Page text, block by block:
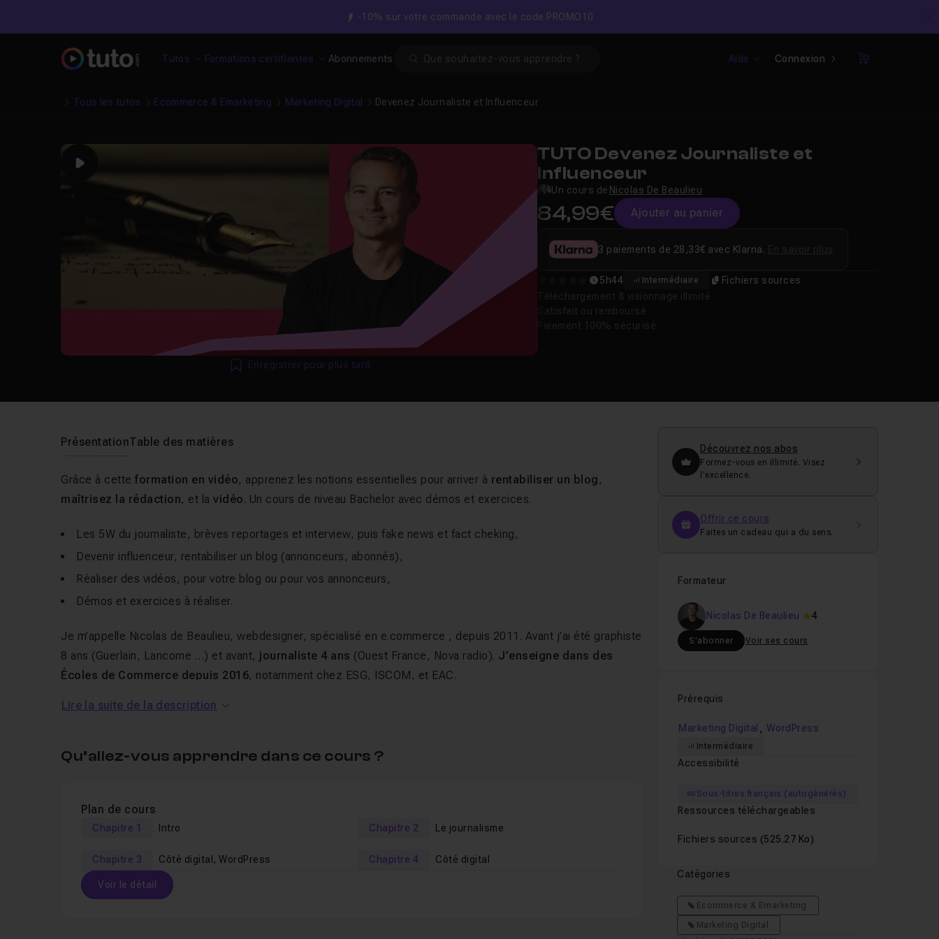
-10% sur votre commande avec le code PROMO10
Tutos Formations certifiantes Abonnements Aide Connexion
Panier
Tous les tutos Ecommerce & Emarketing Marketing Digital Devenez Journaliste et Influenceur
Play
Enregistrer pour plus tard
TUTO Devenez Journaliste et
Influenceur
Un cours de Nicolas De Beaulieu
84,99€ Ajouter au panier
5h44 Intermédiaire Fichiers sources
3 paiements de 28,33€ avec Klarna.
PrésentationTable des matières
Grâce à cetteformation en vidéo, apprenez les notions essentielles pour arriver à rentabiliser un blog ,
maîtrisez la rédaction, et lavidéo. Un cours de niveau Bachelor avec démos et exercices.
Les 5W du journaliste, brèves reportages et interview, puis fake news et fact cheking,
Devenir influenceur, rentabiliser un blog (annonceurs, abonnés),
Réaliser des vidéos, pour votre blog ou pour vos annonceurs,
Démos et exercices à réaliser.
Je m’appelle Nicolas de Beaulieu, webdesigner, spécialisé en e.commerce , depuis 2011. Avant j’ai été graphiste
8 ans (Guerlain, Lancome …) et avant, journaliste 4 ans (Ouest France, Nova radio). J’enseigne dans des
Écoles de Commerce depuis 2016, notamment chez ESG, ISCOM, et EAC.
Au programme de cette formation Journalisme, influenceurs et
les origines du journalisme,
les grands auteurs,
les 5W,
les sources, grille d'analyse,
Lire la suite de la description
Qu’allez-vous apprendre dans ce cours ?
Plan de cours
Chapitre 1 Intro Chapitre 2 Le journalisme
Chapitre 3 Côté digital, WordPress Chapitre 4 Côté digital
Voir le détail
Découvrez nos abos
Formez-vous en illimité. Visez
l’excellence.
Offrir ce cours
Faites un cadeau qui a du sens.
Formateur
Nicolas De Beaulieu 4
S'abonner Voir ses cours
Prérequis
Marketing Digital , WordPress
Intermédiaire
Accessibilité
Sous-titres français (autogénérés)
Ressources téléchargeables
Fichiers sources (525.27 Ko)
Catégories
Ecommerce & Emarketing
Marketing Digital